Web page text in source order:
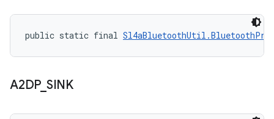
public static final
A2DP_ SINK